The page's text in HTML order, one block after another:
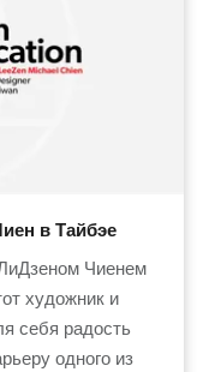
в Тайбэе
Чиенем
художник и
себя радость
одного из